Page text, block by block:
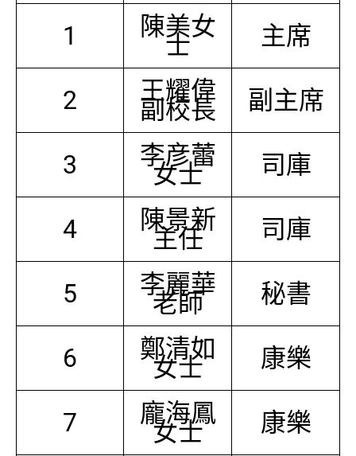
1
陳美女
士 主席
2 王耀偉
副校長 副主席
3 李彦蕾
女士 司庫
4 陳景新
主任 司庫
5 李麗華
老師 秘書
6 鄭清如
女士 康樂
7 龐海鳳
女士 康樂